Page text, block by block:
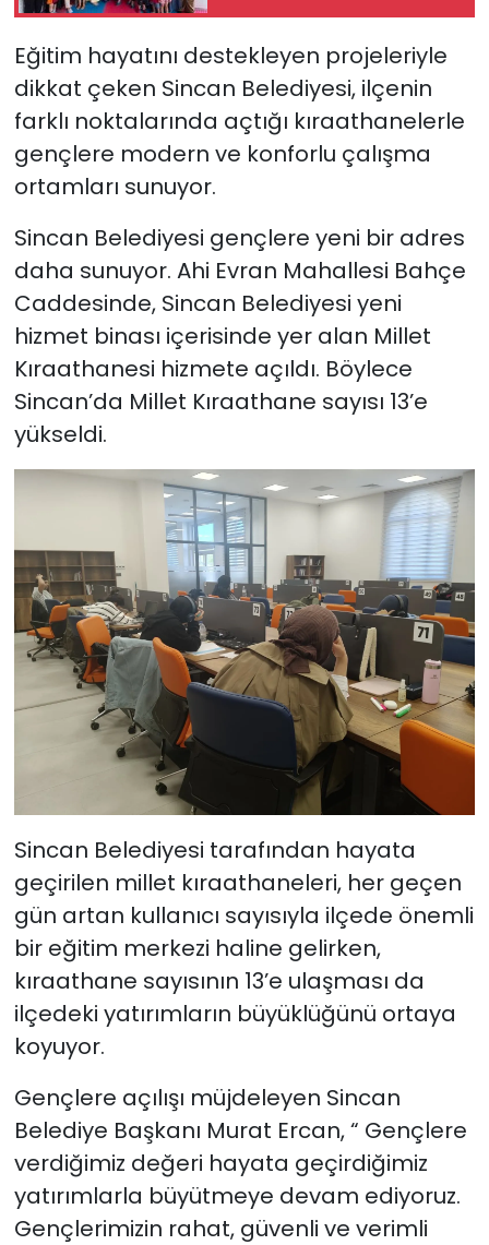
Eğitim hayatını destekleyen projeleriyle
dikkat çeken Sincan Belediyesi, ilçenin
farklı noktalarında açtığı kıraathanelerle
gençlere modern ve konforlu çalışma
ortamları sunuyor.
Sincan Belediyesi gençlere yeni bir adres
daha sunuyor. Ahi Evran Mahallesi Bahçe
Caddesinde, Sincan Belediyesi yeni
hizmet binası içerisinde yer alan Millet
Kıraathanesi hizmete açıldı. Böylece
Sincan’da Millet Kıraathane sayısı 13’e
yükseldi.
Sincan Belediyesi tarafından hayata
geçirilen millet kıraathaneleri, her geçen
gün artan kullanıcı sayısıyla ilçede önemli
bir eğitim merkezi haline gelirken,
kıraathane sayısının 13’e ulaşması da
ilçedeki yatırımların büyüklüğünü ortaya
koyuyor.
Gençlere açılışı müjdeleyen Sincan
Belediye Başkanı Murat Ercan, “ Gençlere
verdiğimiz değeri hayata geçirdiğimiz
yatırımlarla büyütmeye devam ediyoruz.
Gençlerimizin rahat, güvenli ve verimli